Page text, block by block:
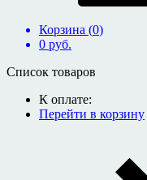
Корзина (0)
0 руб.
Список товаров
К оплате:
Перейти в корзину